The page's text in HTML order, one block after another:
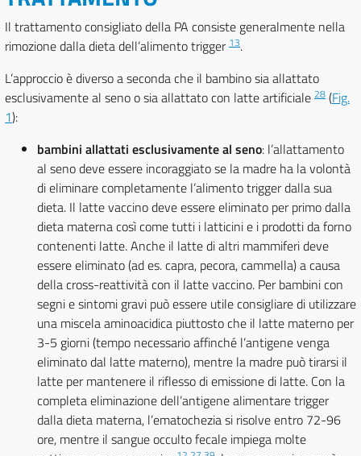
Il trattamento consigliato della PA consiste generalmente nella
rimozione dalla dieta dell’alimento trigger 13.
L’approccio è diverso a seconda che il bambino sia allattato
esclusivamente al seno o sia allattato con latte artificiale 28 (Fig.
1):
bambini allattati esclusivamente al seno: l’allattamento
al seno deve essere incoraggiato se la madre ha la volontà
di eliminare completamente l’alimento trigger dalla sua
dieta. Il latte vaccino deve essere eliminato per primo dalla
dieta materna così come tutti i latticini e i prodotti da forno
contenenti latte. Anche il latte di altri mammiferi deve
essere eliminato (ad es. capra, pecora, cammella) a causa
della cross-reattività con il latte vaccino. Per bambini con
segni e sintomi gravi può essere utile consigliare di utilizzare
una miscela aminoacidica piuttosto che il latte materno per
3-5 giorni (tempo necessario affinché l’antigene venga
eliminato dal latte materno), mentre la madre può tirarsi il
latte per mantenere il riflesso di emissione di latte. Con la
completa eliminazione dell’antigene alimentare trigger
dalla dieta materna, l’ematochezia si risolve entro 72-96
ore, mentre il sangue occulto fecale impiega molte